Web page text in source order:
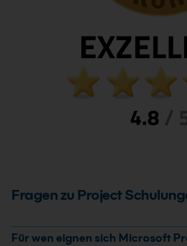
Fragen zu Project
Für wen eignen sich Microsoft